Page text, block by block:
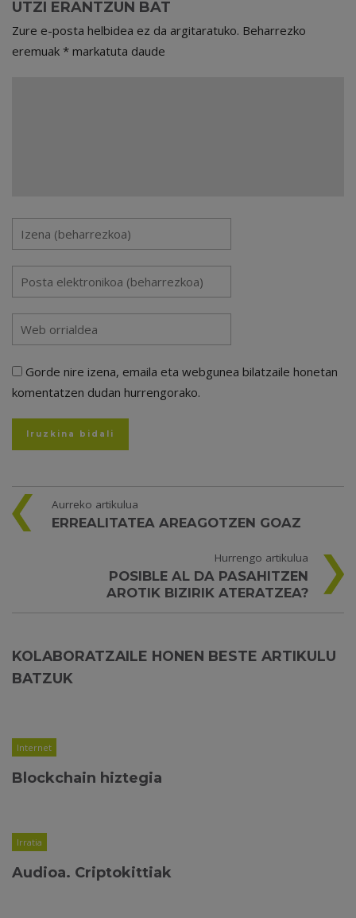
UTZI ERANTZUN BAT
Zure e-posta helbidea ez da argitaratuko. Beharrezko
eremuak * markatuta daude
Gorde nire izena, emaila eta webgunea bilatzaile honetan
komentatzen dudan hurrengorako.
Aurreko artikulua
ERREALITATEA AREAGOTZEN GOAZ
Hurrengo artikulua
POSIBLE AL DA PASAHITZEN
AROTIK BIZIRIK ATERATZEA?
KOLABORATZAILE HONEN BESTE ARTIKULU
BATZUK
Internet
Blockchain hiztegia
Irratia
Audioa. Criptokittiak